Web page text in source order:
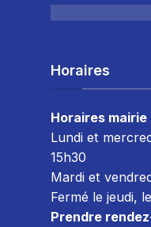
Horaires
Horaires mairie
Lundi et
15h30
Mardi et
Fermé le jeudi,
Prendre